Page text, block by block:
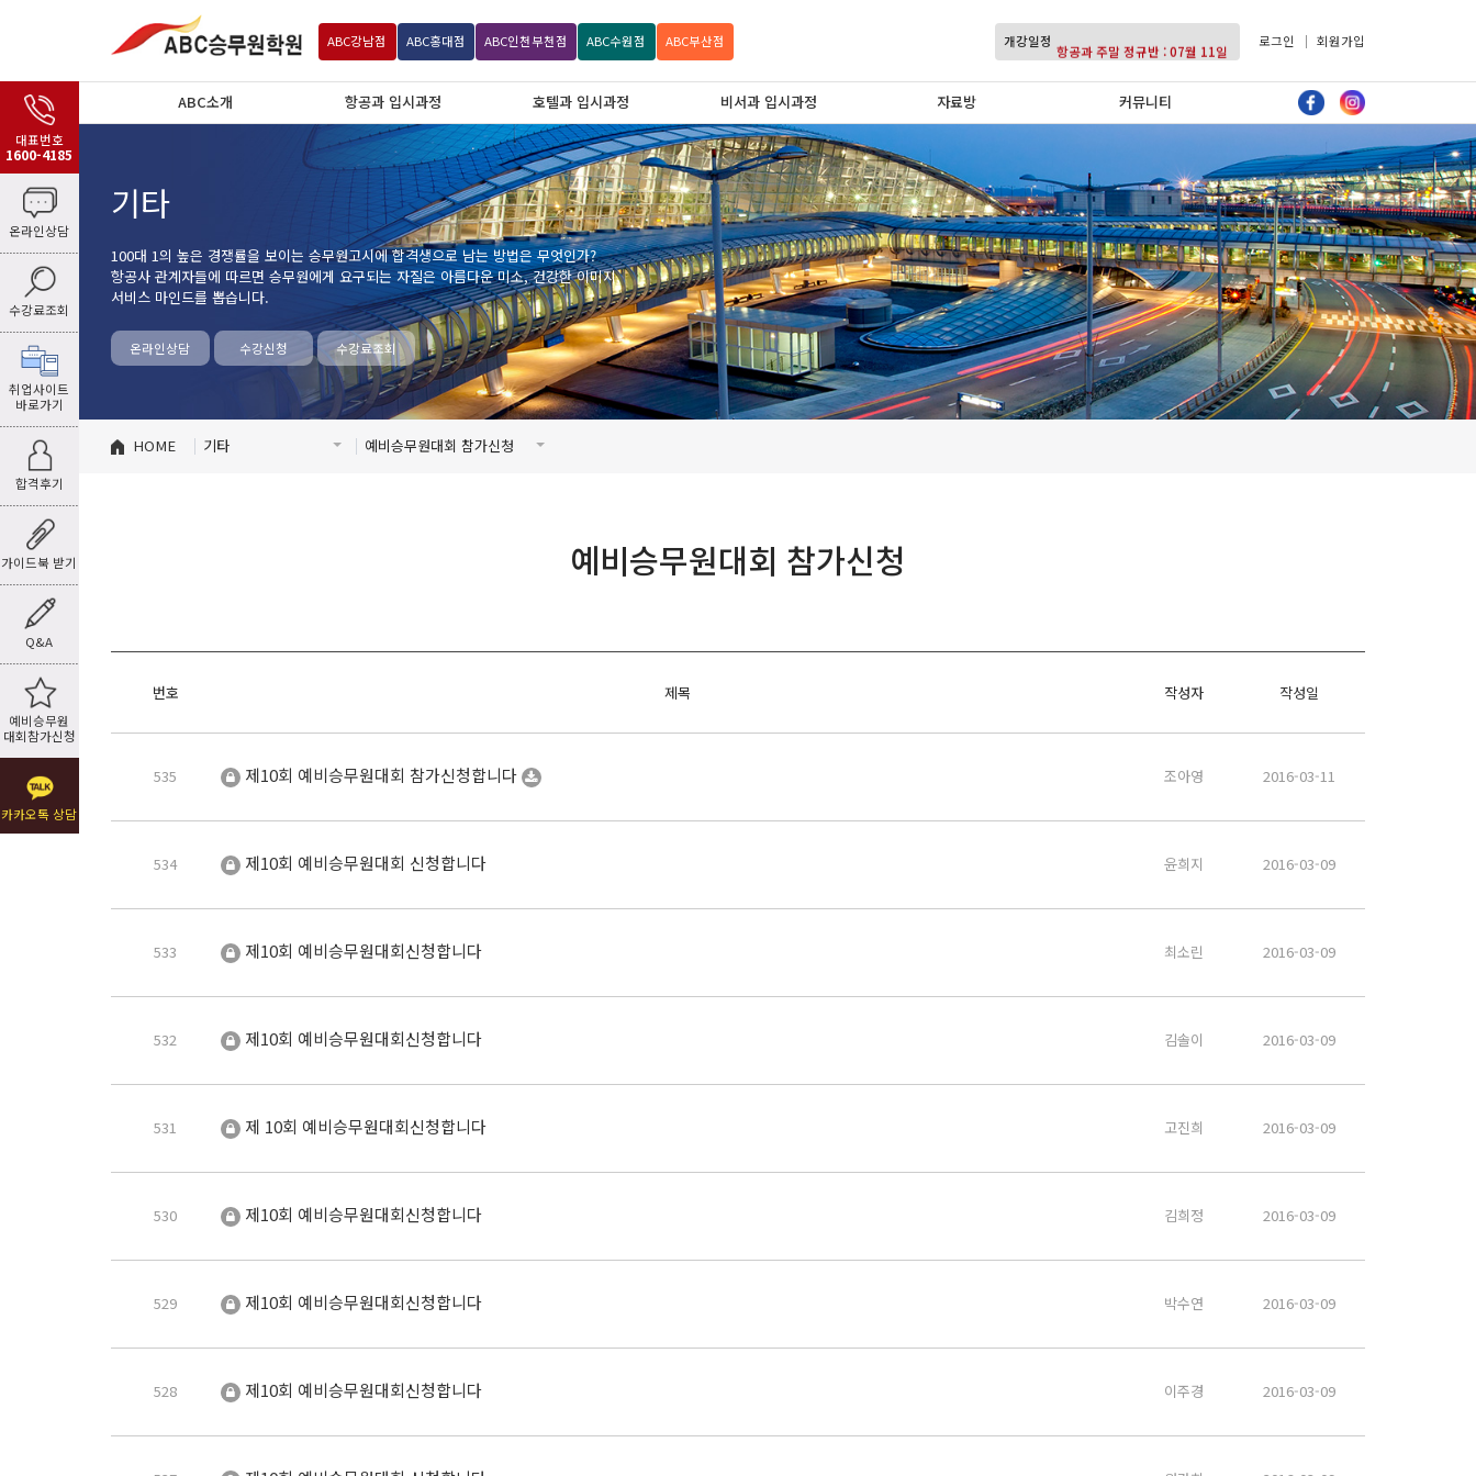
ABC강남점 ABC홍대점 ABC인천부천점 ABC수원점 ABC부산점 개강일정 항공과 주말 정규반 : 07월 11일
항공과 평일 정규반 : 07월 27일
로그인 회원가입
ABC소개 항공과 입시과정 호텔과 입시과정 비서과 입시과정 자료방 커뮤니티
기타
100대 1의 높은 경쟁률을 보이는 승무원고시에 합격생으로 남는 방법은 무엇인가?
항공사 관계자들에 따르면 승무원에게 요구되는 자질은 아름다운 미소, 건강한 이미지,
서비스 마인드를 뽑습니다.
온라인상담 수강신청 수강료조회
HOME 기타 예비승무원대회 참가신청
예비승무원대회 참가신청
번호 제목 작성자 작성일
535 제10회 예비승무원대회 참가신청합니다 조아영 2016-03-11
534 제10회 예비승무원대회 신청합니다 윤희지 2016-03-09
533 제10회 예비승무원대회신청합니다 최소린 2016-03-09
532 제10회 예비승무원대회신청합니다 김솔이 2016-03-09
531 제 10회 예비승무원대회신청합니다 고진희 2016-03-09
530 제10회 예비승무원대회신청합니다 김희정 2016-03-09
529 제10회 예비승무원대회신청합니다 박수연 2016-03-09
528 제10회 예비승무원대회신청합니다 이주경 2016-03-09
대표번호
1600-4185
온라인상담
수강료조회
취업사이트
바로가기
합격후기
가이드북 받기
Q&A
예비승무원
대회참가신청
카카오톡 상담